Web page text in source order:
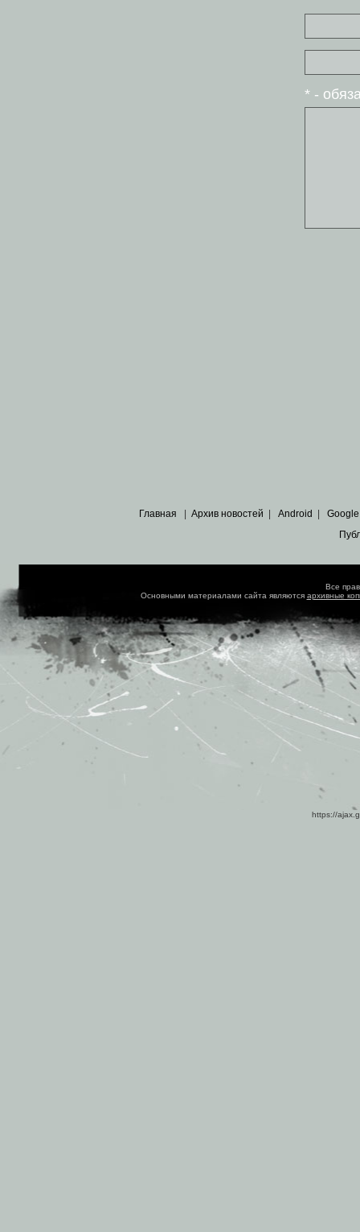
* -
Главная Архив новостей Android Google
Все
Основными материалами сайта являются архивные
https://